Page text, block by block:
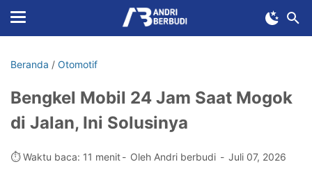
Beranda / Otomotif
Bengkel Mobil 24 Jam Saat Mogok
di Jalan, Ini Solusinya
⏱️ Waktu baca: 11 menit Oleh Andri berbudi Juli 07, 2026